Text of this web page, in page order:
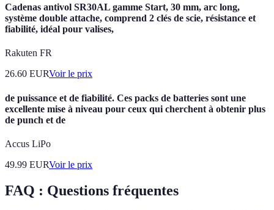
Cadenas antivol SR30AL gamme Start, 30 mm, arc long,
système double attache, comprend 2 clés de scie, résistance et
fiabilité, idéal pour valises,
Rakuten FR
26.60 EURVoir le prix
de puissance et de fiabilité. Ces packs de batteries sont une
excellente mise à niveau pour ceux qui cherchent à obtenir plus
de punch et de
Accus LiPo
49.99 EURVoir le prix
FAQ : Questions fréquentes